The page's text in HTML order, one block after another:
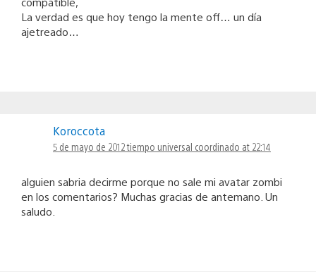
La verdad es que hoy tengo la mente off… un día
ajetreado…
Koroccota
5 de mayo de 2012 tiempo universal coordinado at 22:14
alguien sabria decirme porque no sale mi avatar zombi
en los comentarios? Muchas gracias de antemano. Un
saludo.